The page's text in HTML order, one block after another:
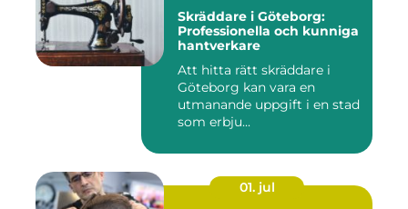
Skräddare i Göteborg:
Professionella och kunniga
hantverkare
Att hitta rätt skräddare i
Göteborg kan vara en
utmanande uppgift i en stad
som erbju...
01. jul